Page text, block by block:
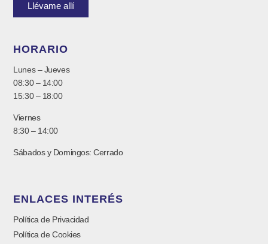
Llévame allí
HORARIO
Lunes – Jueves
08:30 – 14:00
15:30 – 18:00
Viernes
8:30 – 14:00
Sábados y Domingos: Cerrado
ENLACES INTERÉS
Política de Privacidad
Política de Cookies